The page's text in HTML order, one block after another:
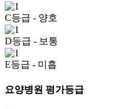
C등급 - 양호
D등급 - 보통
E등급 - 미흡
요양병원 평가등급